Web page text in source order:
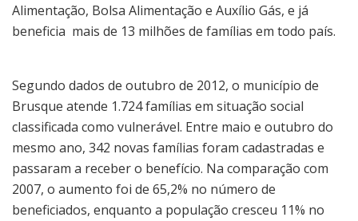
Alimentação, Bolsa Alimentação e Auxílio Gás, e já
beneficia mais de 13 milhões de famílias em todo país.
Segundo dados de outubro de 2012, o município de
Brusque atende 1.724 famílias em situação social
classificada como vulnerável. Entre maio e outubro do
mesmo ano, 342 novas famílias foram cadastradas e
passaram a receber o benefício. Na comparação com
2007, o aumento foi de 65,2% no número de
beneficiados, enquanto a população cresceu 11% no